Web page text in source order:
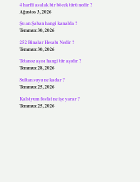
4 harfli asalak bir böcek türü nedir ?
Ağustos 3, 2026
Şu an Şaban hangi kanalda ?
Temmuz 30, 2026
252 Binalar Hesabı Nedir ?
Temmuz 30, 2026
Tetanoz aşısı hangi tür aşıdır ?
Temmuz 28, 2026
Sultan suyu ne kadar ?
Temmuz 25, 2026
Kalsiyum fosfat ne işe yarar ?
Temmuz 25, 2026